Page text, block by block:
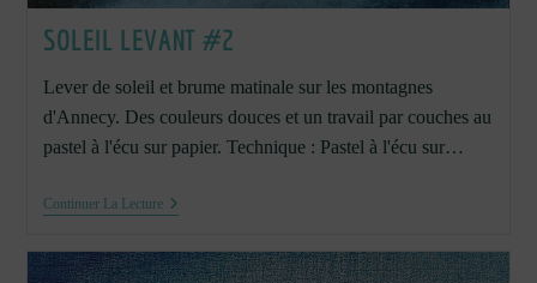
SOLEIL LEVANT #2
Lever de soleil et brume matinale sur les montagnes
d'Annecy. Des couleurs douces et un travail par couches au
pastel à l'écu sur papier. Technique : Pastel à l'écu sur…
Continuer La LectureSoleil
Levant